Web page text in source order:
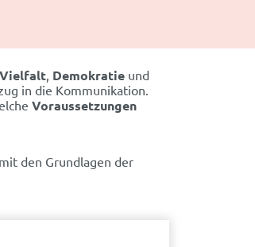
Vielfalt, Demokratie und
in die Kommunikation.
Voraussetzungen
den Grundlagen der